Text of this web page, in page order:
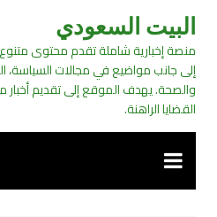
التجاوز
المحتوى
البيت السعودي
منصة إخبارية شاملة تقدم محتوى متنوع
إلى جانب مواضيع في مجالات السياسة،
والصحة. يهدف الموقع إلى تقديم
القضايا الراهنة.